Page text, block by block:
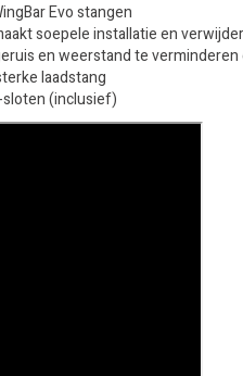
Evo stangen
soepele installatie en
en weerstand te
laadstang
(inclusief)